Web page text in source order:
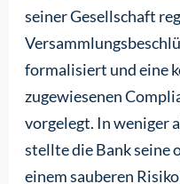
seiner Gesellschaft
formalisiert und eine
zugewiesenen
vorgelegt. In weniger
stellte die Bank seine
einem sauberen